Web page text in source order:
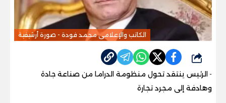
الكاتب والإعلامى محمد فودة - صورة أرشيفية
شارك
- الرئيس ينتقد تحول منظومة الدراما من صناعة جادة
وهادفة إلى مجرد تجارة